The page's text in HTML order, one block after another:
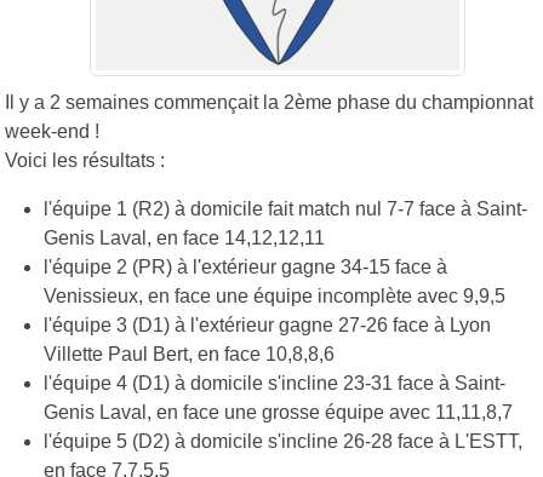
Il y a 2 semaines commençait la 2ème phase du championnat
week-end !
Voici les résultats :
l'équipe 1 (R2) à domicile fait match nul 7-7 face à Saint-
Genis Laval, en face 14,12,12,11
l'équipe 2 (PR) à l'extérieur gagne 34-15 face à
Venissieux, en face une équipe incomplète avec 9,9,5
l'équipe 3 (D1) à l'extérieur gagne 27-26 face à Lyon
Villette Paul Bert, en face 10,8,8,6
l'équipe 4 (D1) à domicile s'incline 23-31 face à Saint-
Genis Laval, en face une grosse équipe avec 11,11,8,7
l'équipe 5 (D2) à domicile s'incline 26-28 face à L'ESTT,
en face 7,7,5,5